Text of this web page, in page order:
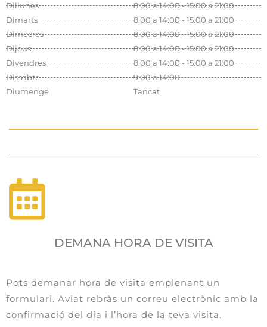
Dillunes
Dimarts
Dimecres
Dijous
Divendres
Dissabte
Diumenge
8:00 a 14:00 - 15:00 a 21:00
8:00 a 14:00 - 15:00 a 21:00
8:00 a 14:00 - 15:00 a 21:00
8:00 a 14:00 - 15:00 a 21:00
8:00 a 14:00 - 15:00 a 21:00
9:00 a 14:00
Tancat
DEMANA HORA DE VISITA
Pots demanar hora de visita emplenant un
formulari. Aviat rebràs un correu electrònic amb la
confirmació del dia i l’hora de la teva visita.